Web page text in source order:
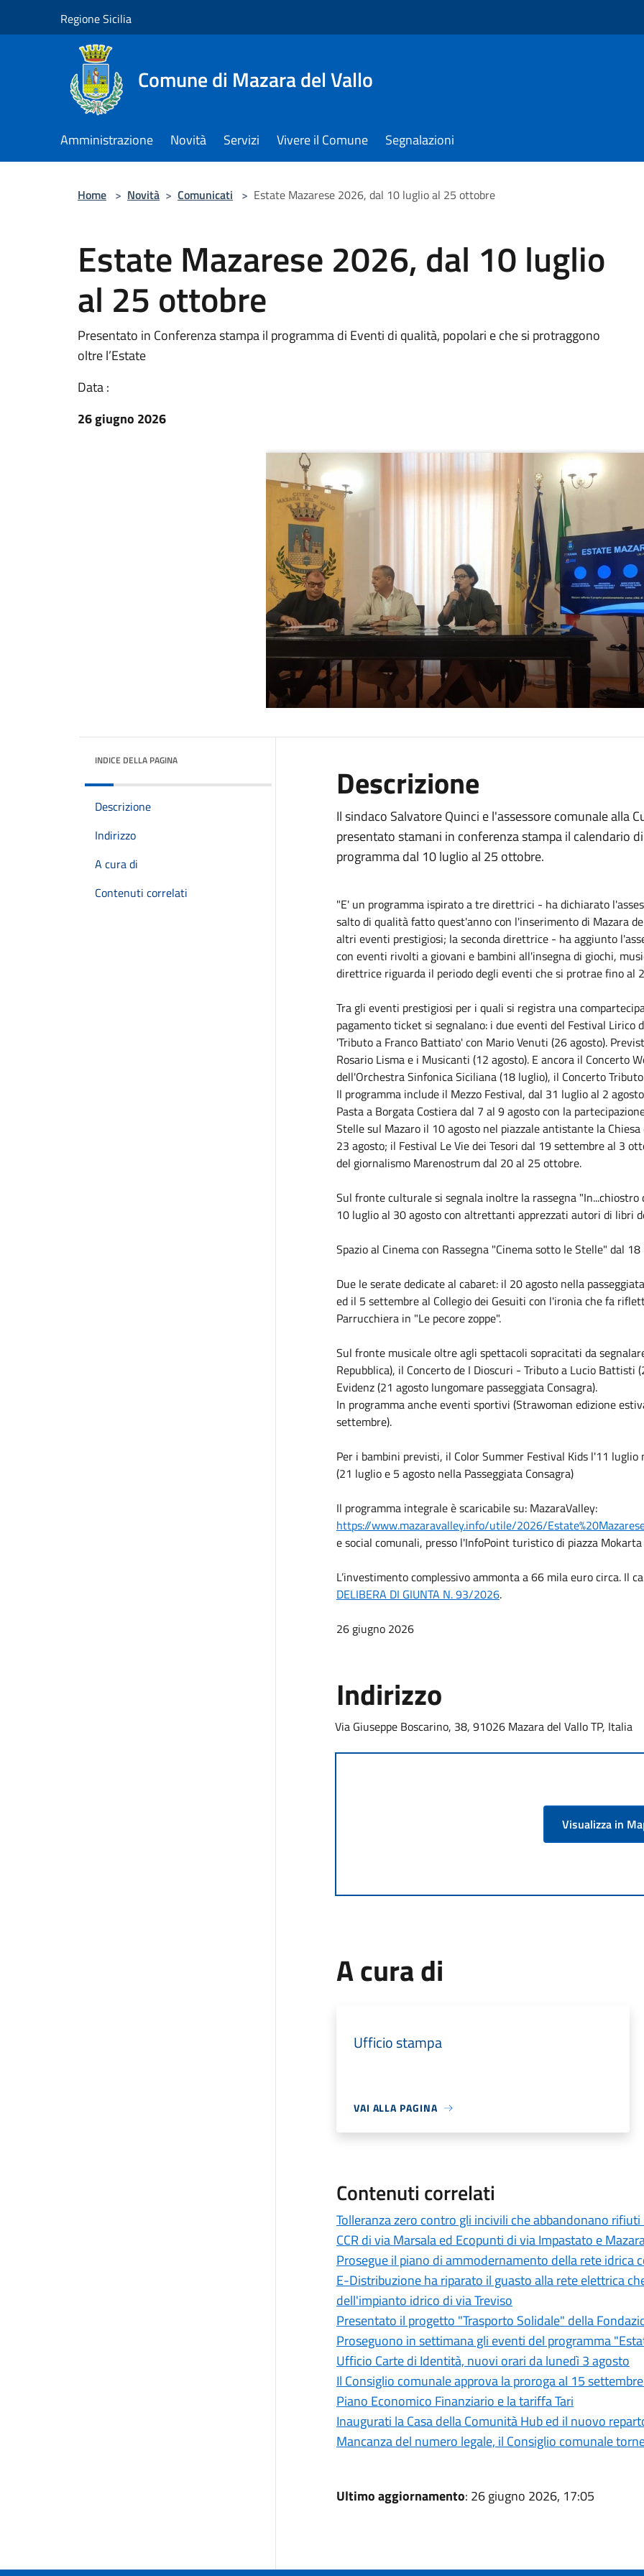
Regione Sicilia
Comune di Mazara del Vallo
Amministrazione Novità Servizi Vivere il Comune Segnalazioni
Home > Novità > Comunicati > Estate Mazarese 2026, dal 10 luglio al 25 ottobre
Estate Mazarese 2026, dal 10 luglio
al 25 ottobre
Presentato in Conferenza stampa il programma di Eventi di qualità, popolari e che si protraggono
oltre l’Estate
Data :
26 giugno 2026
INDICE DELLA PAGINA
Descrizione
Indirizzo
A cura di
Contenuti correlati
Descrizione
Il sindaco Salvatore Quinci e l'assessore comunale alla
presentato stamani in conferenza stampa il calendario
programma dal 10 luglio al 25 ottobre.
"E' un programma ispirato a tre direttrici - ha dichiarato
salto di qualità fatto quest'anno con l'inserimento di Mazara
altri eventi prestigiosi; la seconda direttrice - ha aggiunto
con eventi rivolti a giovani e bambini all'insegna di giochi,
direttrice riguarda il periodo degli eventi che si protrae fino al
Tra gli eventi prestigiosi per i quali si registra una
pagamento ticket si segnalano: i due eventi del Festival Lirico
'Tributo a Franco Battiato' con Mario Venuti (26 agosto).
Rosario Lisma e i Musicanti (12 agosto). E ancora il Concerto
dell'Orchestra Sinfonica Siciliana (18 luglio), il Concerto
Il programma include il Mezzo Festival, dal 31 luglio al 2
Pasta a Borgata Costiera dal 7 al 9 agosto con la
Stelle sul Mazaro il 10 agosto nel piazzale antistante la
23 agosto; il Festival Le Vie dei Tesori dal 19 settembre al 3
del giornalismo Marenostrum dal 20 al 25 ottobre.
Sul fronte culturale si segnala inoltre la rassegna
10 luglio al 30 agosto con altrettanti apprezzati autori di libri
Spazio al Cinema con Rassegna "Cinema sotto le Stelle" dal
Due le serate dedicate al cabaret: il 20 agosto nella
ed il 5 settembre al Collegio dei Gesuiti con l'ironia che fa
Parrucchiera in "Le pecore zoppe".
Sul fronte musicale oltre agli spettacoli sopracitati da
Repubblica), il Concerto de I Dioscuri - Tributo a Lucio Battisti
Evidenz (21 agosto lungomare passeggiata Consagra).
In programma anche eventi sportivi (Strawoman edizione
settembre).
Per i bambini previsti, il Color Summer Festival Kids l'11
(21 luglio e 5 agosto nella Passeggiata Consagra)
Il programma integrale è scaricabile su: MazaraValley:
https://www.mazaravalley.info/utile/2026/
e social comunali, presso l'InfoPoint turistico di piazza
L’investimento complessivo ammonta a 66 mila euro circa. Il
DELIBERA DI GIUNTA N. 93/2026.
26 giugno 2026
Indirizzo
Via Giuseppe Boscarino, 38, 91026 Mazara del Vallo TP, Italia
Visualizza in
A cura di
Ufficio stampa
VAI ALLA PAGINA
Contenuti correlati
Tolleranza zero contro gli incivili che abbandonano
CCR di via Marsala ed Ecopunti di via Impastato e
Prosegue il piano di ammodernamento della rete idrica
E-Distribuzione ha riparato il guasto alla rete elettrica
dell'impianto idrico di via Treviso
Presentato il progetto "Trasporto Solidale" della
Proseguono in settimana gli eventi del programma
Ufficio Carte di Identità, nuovi orari da lunedì 3 agosto
Il Consiglio comunale approva la proroga al 15
Piano Economico Finanziario e la tariffa Tari
Inaugurati la Casa della Comunità Hub ed il nuovo
Mancanza del numero legale, il Consiglio comunale
Ultimo aggiornamento: 26 giugno 2026, 17:05